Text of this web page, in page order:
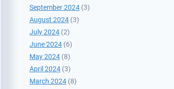
September 2024 (3)
August 2024 (3)
July 2024 (2)
June 2024 (6)
May 2024 (8)
April 2024 (3)
March 2024 (8)